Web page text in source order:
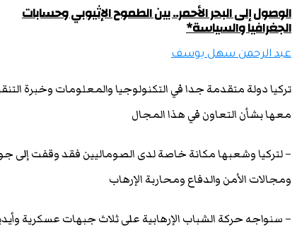
الوصول إلى البحر الأحمر.. بين الطموح الإثيوبي وحسابات
الجغرافيا والسياسة*
عبد الرحمن سهل يوسف
تركيا دولة متقدمة جدا في التكنولوجيا والمعلومات وخبرة
معها بشأن التعاون في هذا المجال
– لتركيا وشعبها مكانة خاصة لدى الصوماليين فقد وقفت إلى
ومجالات الأمن والدفاع ومحاربة الإرهاب
– سنواجه حركة الشباب الإرهابية على ثلاث جبهات عسكرية